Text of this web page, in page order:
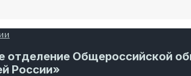
отделение Общероссийской
России»